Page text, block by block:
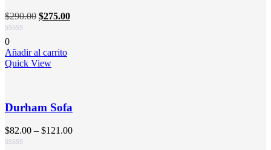
$290.00 $275.00
0
Añadir al carrito
Quick View
Durham Sofa
$82.00 – $121.00